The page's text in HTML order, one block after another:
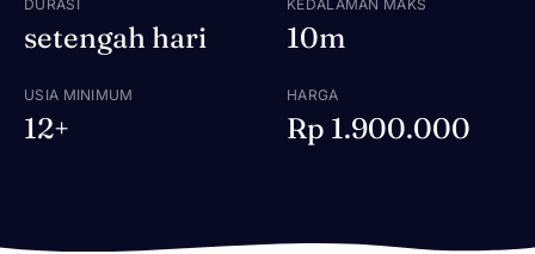
DURASI
setengah hari
KEDALAMAN MAKS
10m
USIA MINIMUM
12+
HARGA
Rp 1.900.000